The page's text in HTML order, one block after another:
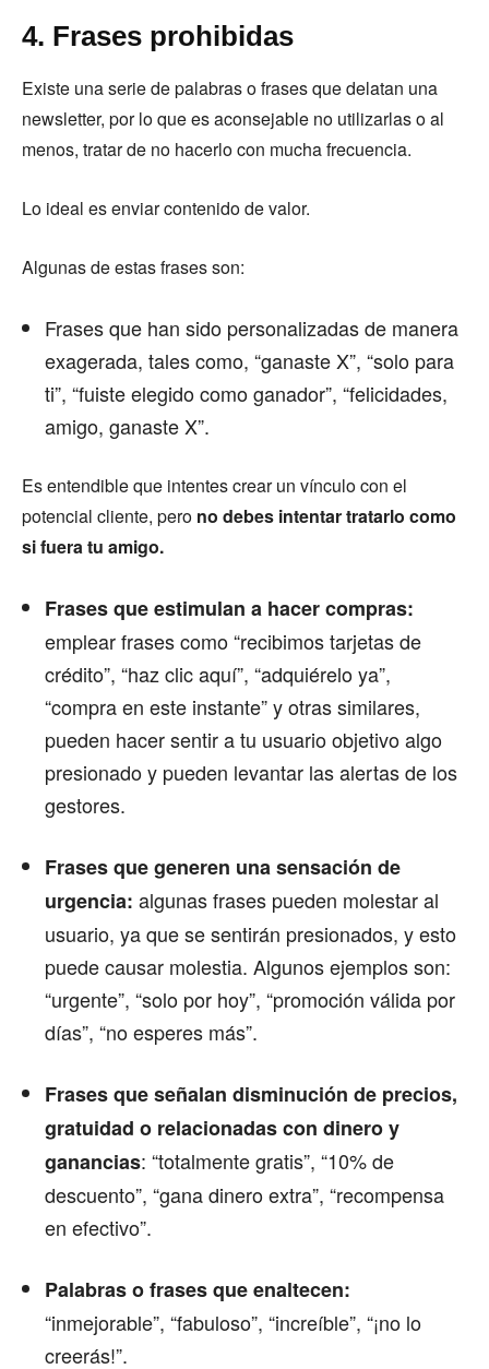
4. Frases prohibidas
Existe una serie de palabras o frases que delatan una
newsletter, por lo que es aconsejable no utilizarlas o al
menos, tratar de no hacerlo con mucha frecuencia.
Lo ideal es enviar contenido de valor.
Algunas de estas frases son:
Frases que han sido personalizadas de manera
exagerada, tales como, “ganaste X”, “solo para
ti”, “fuiste elegido como ganador”, “felicidades,
amigo, ganaste X”.
Es entendible que intentes crear un vínculo con el
potencial cliente, pero no debes intentar tratarlo como
si fuera tu amigo.
Frases que estimulan a hacer compras:
emplear frases como “recibimos tarjetas de
crédito”, “haz clic aquí”, “adquiérelo ya”,
“compra en este instante” y otras similares,
pueden hacer sentir a tu usuario objetivo algo
presionado y pueden levantar las alertas de los
gestores.
Frases que generen una sensación de
urgencia: algunas frases pueden molestar al
usuario, ya que se sentirán presionados, y esto
puede causar molestia. Algunos ejemplos son:
“urgente”, “solo por hoy”, “promoción válida por
días”, “no esperes más”.
Frases que señalan disminución de precios,
gratuidad o relacionadas con dinero y
ganancias: “totalmente gratis”, “10% de
descuento”, “gana dinero extra”, “recompensa
en efectivo”.
Palabras o frases que enaltecen:
“inmejorable”, “fabuloso”, “increíble”, “¡no lo
creerás!”.